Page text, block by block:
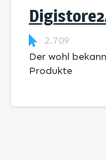
2.709
Der wohl
Produkte